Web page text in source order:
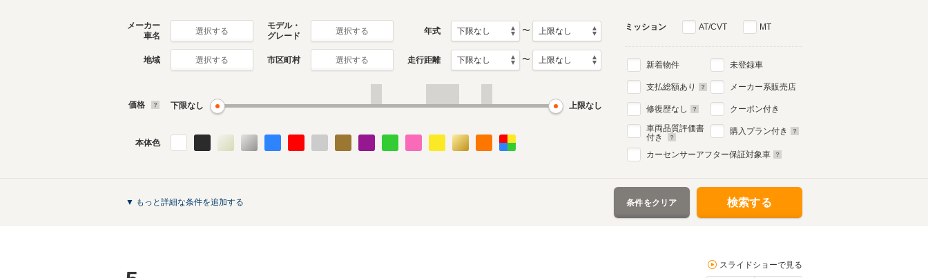
メーカー
車名
選択する
モデル・
グレード
選択する 年式 〜
地域 選択する 市区町村 選択する 走行距離 〜
価格 下限なし 上限なし
本体色
ミッション AT/CVT MT
新着物件
支払総額あり
修復歴なし
車両品質評価書
付き
未登録車
メーカー系販売店
クーポン付き
購入プラン付き
カーセンサーアフター保証対象車
▼ もっと詳細な条件を追加する 条件をクリア 検索する
スライドショーで見る